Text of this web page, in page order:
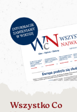
Wszystko Co